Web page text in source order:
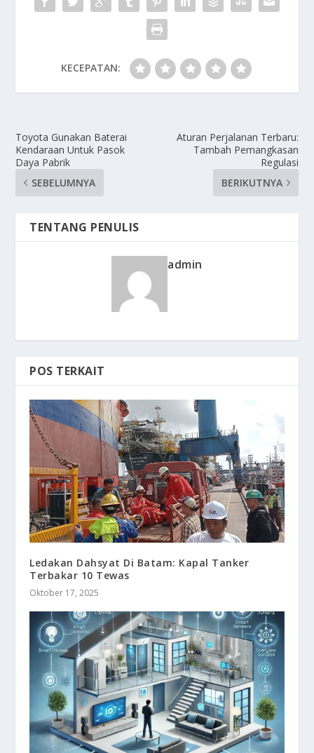
KECEPATAN:
Toyota Gunakan Baterai
Kendaraan Untuk Pasok
Daya Pabrik
SEBELUMNYA
Aturan Perjalanan Terbaru:
Tambah Pemangkasan
Regulasi
BERIKUTNYA
TENTANG PENULIS
admin
POS TERKAIT
Ledakan Dahsyat Di Batam: Kapal Tanker
Terbakar 10 Tewas
Oktober 17, 2025